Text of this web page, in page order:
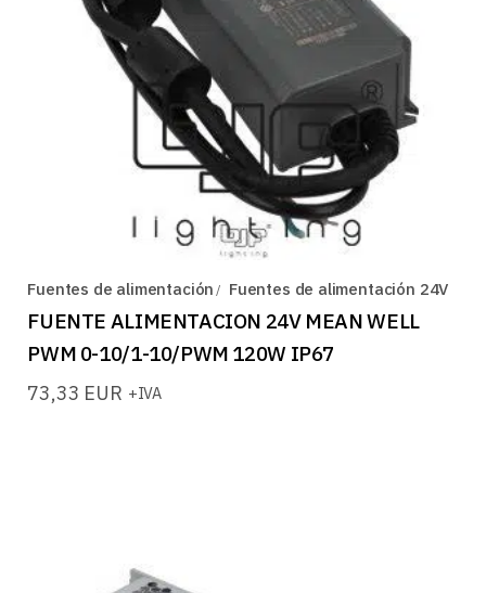
Fuentes de alimentación Fuentes de alimentación 24V
FUENTE ALIMENTACION 24V MEAN WELL
PWM 0-10/1-10/PWM 120W IP67
73,33 EUR +IVA